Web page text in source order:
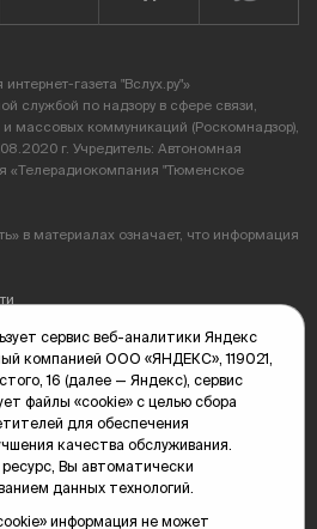
газета "Вслух.ру"»
службой по надзору в сфере связи,
массовых коммуникаций (Роскомнадзор),
г. Учредитель: Автономная
«Телерадиокомпания "Тюменское
в материалах означает, что информация
Геологоразведчиков, 28А
сервис веб-аналитики Яндекс
компанией ООО «ЯНДЕКС», 119021,
16 (далее — Яндекс), сервис
файлы «cookie» с целью сбора
для обеспечения
качества обслуживания.
Вы автоматически
данных технологий.
информация не может